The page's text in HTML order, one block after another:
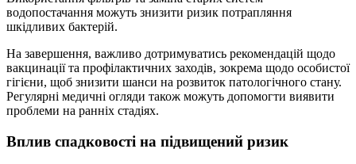
водопостачання можуть знизити ризик потрапляння
шкідливих бактерій.
На завершення, важливо дотримуватись рекомендацій щодо
вакцинації та профілактичних заходів, зокрема щодо особистої
гігієни, щоб знизити шанси на розвиток патологічного стану.
Регулярні медичні огляди також можуть допомогти виявити
проблеми на ранніх стадіях.
Вплив спадковості на підвищений ризик